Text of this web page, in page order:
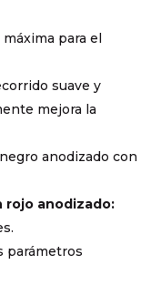
para el
suave y
mejora la
anodizado con
rojo anodizado:
parámetros